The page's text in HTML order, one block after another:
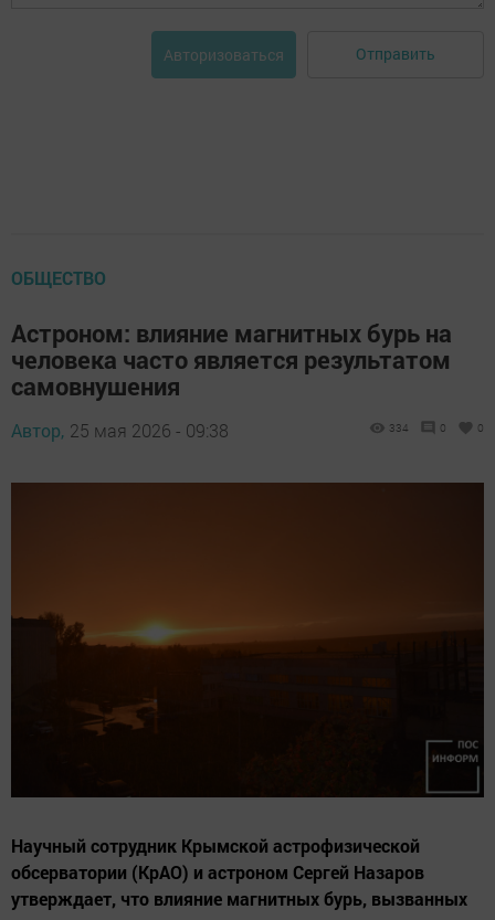
Авторизоваться Отправить
ОБЩЕСТВО
Астроном: влияние магнитных бурь на
человека часто является результатом
самовнушения
Автор, 25 мая 2026 - 09:38 334 0 0
Научный сотрудник Крымской астрофизической
обсерватории (КрАО) и астроном Сергей Назаров
утверждает, что влияние магнитных бурь, вызванных